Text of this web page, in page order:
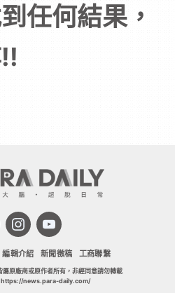
任何結果，
編輯介紹 新聞徵稿 工商聯繫
原廠商或原作者所有，非經同意請勿轉載
https://news.para-daily.com/